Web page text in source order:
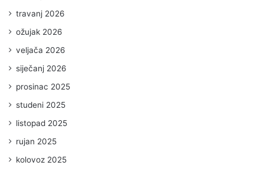
travanj 2026
ožujak 2026
veljača 2026
siječanj 2026
prosinac 2025
studeni 2025
listopad 2025
rujan 2025
kolovoz 2025